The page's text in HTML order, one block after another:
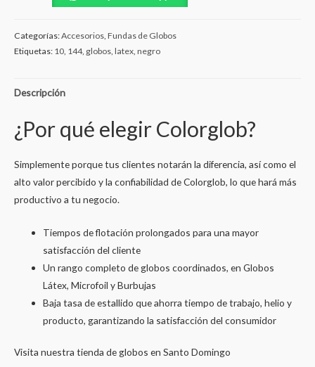
Categorías:Accesorios, Fundas de Globos
Etiquetas: 10, 144, globos, latex, negro
Descripción
¿Por qué elegir Colorglob?
Simplemente porque tus clientes notarán la diferencia, así como el
alto valor percibido y la confiabilidad de Colorglob, lo que hará más
productivo a tu negocio.
Tiempos de flotación prolongados para una mayor
satisfacción del cliente
Un rango completo de globos coordinados, en Globos
Látex, Microfoil y Burbujas
Baja tasa de estallido que ahorra tiempo de trabajo, helio y
producto, garantizando la satisfacción del consumidor
Visita nuestra tienda de globos en Santo Domingo